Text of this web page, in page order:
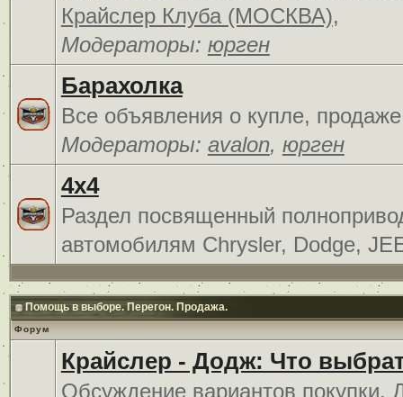
Крайслер Клуба (МОСКВА),
Модераторы: юрген
Барахолка
Все объявления о купле,
Модераторы: avalon, юрген
4x4
Раздел посвященный
автомобилям Chrysler, Dodge,
Помощь в выборе. Перегон. Продажа.
Форум
Крайслер - Додж: Что
Обсуждение вариантов покупки.